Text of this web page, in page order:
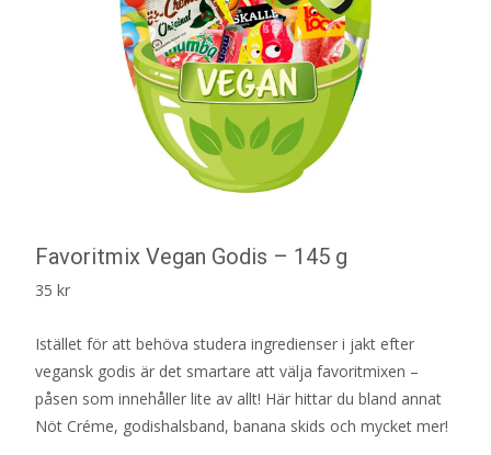
Favoritmix Vegan Godis – 145 g
35 kr
Istället för att behöva studera ingredienser i jakt efter
vegansk godis är det smartare att välja favoritmixen –
påsen som innehåller lite av allt! Här hittar du bland annat
Nöt Créme, godishalsband, banana skids och mycket mer!